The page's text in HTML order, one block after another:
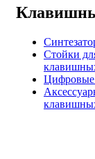
Стойки